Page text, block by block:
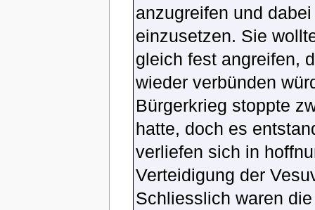
anzugreifen und
einzusetzen. Sie
gleich fest angreifen,
wieder verbünden
Bürgerkrieg stoppte
hatte, doch es
verliefen sich in
Verteidigung der
Schliesslich waren